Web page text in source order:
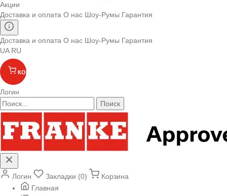
Акции
Доставка и оплата О нас Шоу-Румы Гарантия
Доставка и оплата О нас Шоу-Румы Гарантия
UA RU
КОРЗИНА
Логин
Поиск
Логин Закладки (0)
Корзина
Главная